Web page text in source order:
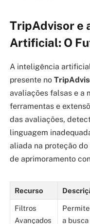
TripAdvisor e
Artificial: O
A inteligência
presente no
avaliações falsas e a
ferramentas e
das avaliações,
linguagem
aliada na proteção
de aprimoramento
Recurso
Filtros
Avançados
a